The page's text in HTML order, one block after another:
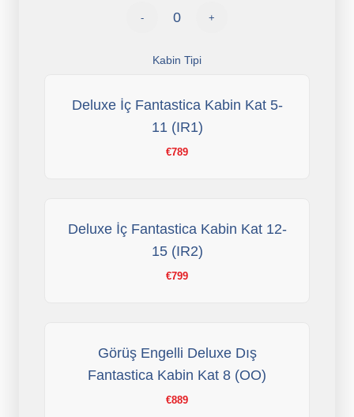
- +
Kabin Tipi
Deluxe İç Fantastica Kabin Kat 5-
11 (IR1)
€789
Deluxe İç Fantastica Kabin Kat 12-
15 (IR2)
€799
Görüş Engelli Deluxe Dış
Fantastica Kabin Kat 8 (OO)
€889